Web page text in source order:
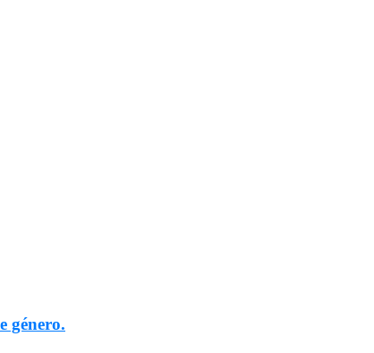
género.